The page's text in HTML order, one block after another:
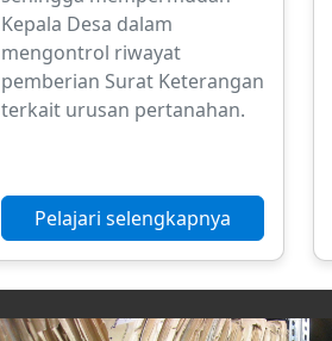
Kepala Desa dalam
mengontrol riwayat
pemberian Surat Keterangan
terkait urusan pertanahan.
Pelajari selengkapnya